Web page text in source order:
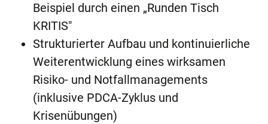
Beispiel durch einen „Runden Tisch
KRITIS"
Strukturierter Aufbau und kontinuierliche
Weiterentwicklung eines wirksamen
Risiko- und Notfallmanagements
(inklusive PDCA-Zyklus und
Krisenübungen)